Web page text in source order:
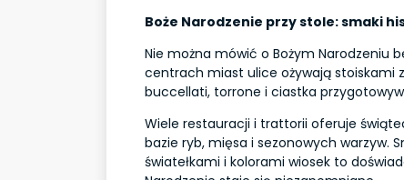
Boże Narodzenie przy stole: smaki
Nie można mówić o Bożym Narodzeniu
centrach miast ulice ożywają stoiskami
buccellati, torrone i ciastka
Wiele restauracji i trattorii oferuje
bazie ryb, mięsa i sezonowych warzyw.
światełkami i kolorami wiosek to